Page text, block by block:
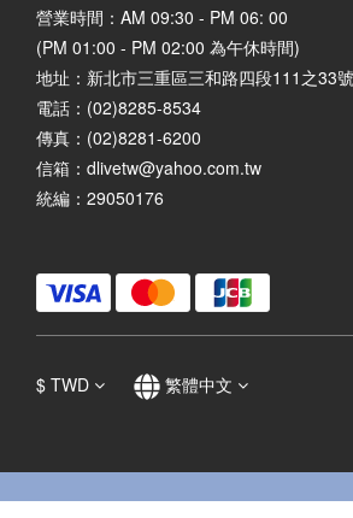
營業時間：AM 09:30 - PM 06: 00
(PM 01:00 - PM 02:00 為午休時間)
地址： 新北市三重區三和路四段111之33
電話：(02)8285-8534
傳真：(02)8281-6200
信箱：dlivetw@yahoo.com.tw
統編：29050176
$ TWD 繁體中文